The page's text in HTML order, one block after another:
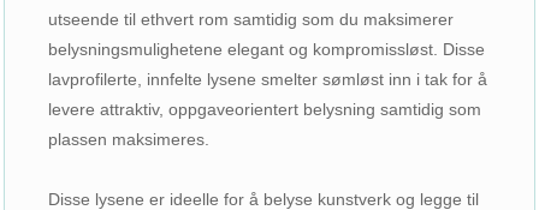
utseende til ethvert rom samtidig som du maksimerer
belysningsmulighetene elegant og kompromissløst. Disse
lavprofilerte, innfelte lysene smelter sømløst inn i tak for å
levere attraktiv, oppgaveorientert belysning samtidig som
plassen maksimeres.
Disse lysene er ideelle for å belyse kunstverk og legge til